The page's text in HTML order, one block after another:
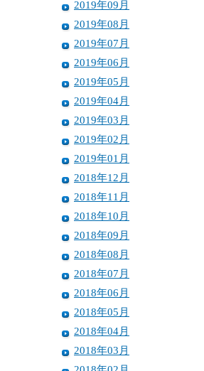
2019年09月
2019年08月
2019年07月
2019年06月
2019年05月
2019年04月
2019年03月
2019年02月
2019年01月
2018年12月
2018年11月
2018年10月
2018年09月
2018年08月
2018年07月
2018年06月
2018年05月
2018年04月
2018年03月